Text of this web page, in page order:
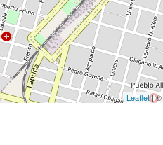
Leaflet|©